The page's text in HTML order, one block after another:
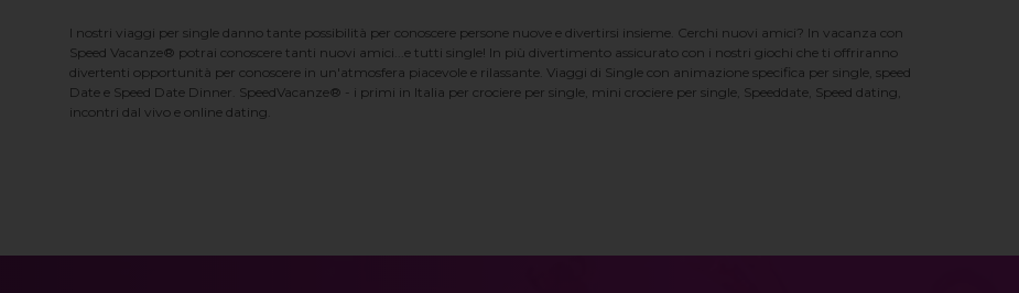
I nostri viaggi per single danno tante possibilità per conoscere persone nuove e divertirsi insieme. Cerchi nuovi amici? In vacanza con
Speed Vacanze® potrai conoscere tanti nuovi amici...e tutti single! In più divertimento assicurato con i nostri giochi che ti offriranno
divertenti opportunità per conoscere in un'atmosfera piacevole e rilassante. Viaggi di Single con animazione specifica per single, speed
Date e Speed Date Dinner. SpeedVacanze® - i primi in Italia per crociere per single, mini crociere per single, Speeddate, Speed dating,
incontri dal vivo e online dating.